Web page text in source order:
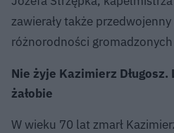
zawierały także
różnorodności
Nie żyje Kazimierz
żałobie
W wieku 70 lat zmarł